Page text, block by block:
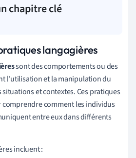
chapitre clé
langagières
sont des comportements ou des
l'utilisation et la manipulation du
situations et contextes. Ces pratiques
comment les individus
entre eux dans différents
incluent :